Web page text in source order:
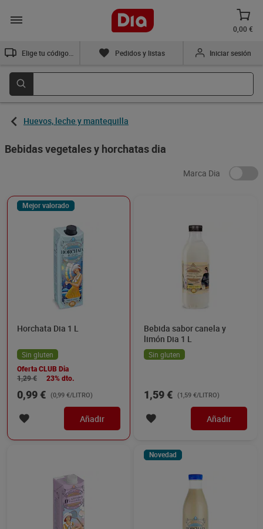
0,00 €
Pedidos y listas Iniciar sesión
Huevos, leche y mantequilla
Bebidas vegetales y horchatas dia
Marca Dia
Mejor valorado
Horchata Dia 1 L
Sin gluten
Oferta CLUB Dia
1,29 €
23% dto.
0,99 € (0,99 €/LITRO)
Añadir
Bebida sabor canela y
limón Dia 1 L
Sin gluten
1,59 € (1,59 €/LITRO)
Añadir
Novedad